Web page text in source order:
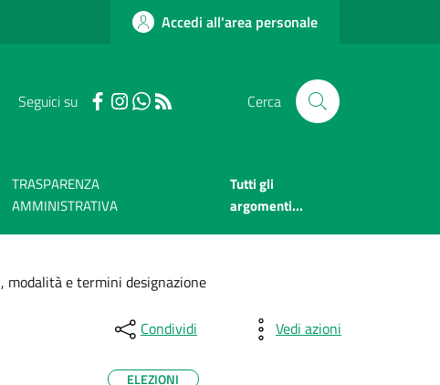
Accedi all'area personale
Seguici su Cerca
TRASPARENZA
AMMINISTRATIVA
Tutti gli
argomenti...
modalità e termini designazione
Condividi Vedi azioni
ELEZIONI